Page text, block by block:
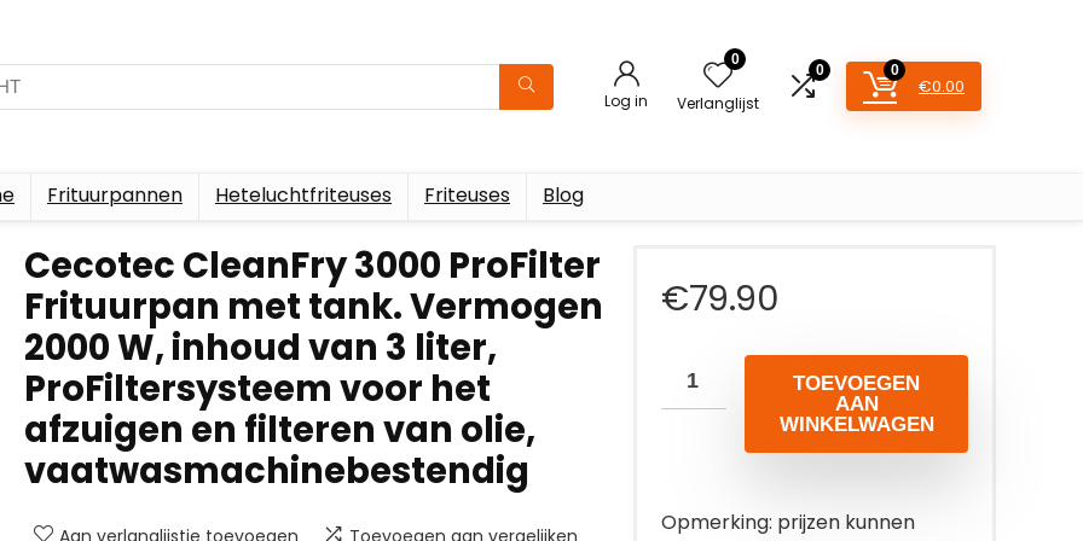
Log in
0
Verlanglijst
0 0
€0.00
Frituurpannen Heteluchtfriteuses Friteuses Blog
Cecotec CleanFry 3000 ProFilter
Frituurpan met tank. Vermogen
2000 W, inhoud van 3 liter,
ProFiltersysteem voor het
afzuigen en filteren van olie,
vaatwasmachinebestendig
Aan verlanglijstje toevoegen Toevoegen aan vergelijken
€79.90
TOEVOEGEN
AAN
WINKELWAGEN
Opmerking: prijzen kunnen